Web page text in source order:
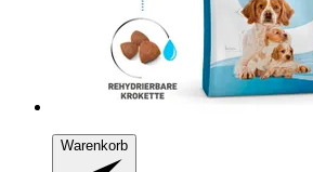
Warenkorb